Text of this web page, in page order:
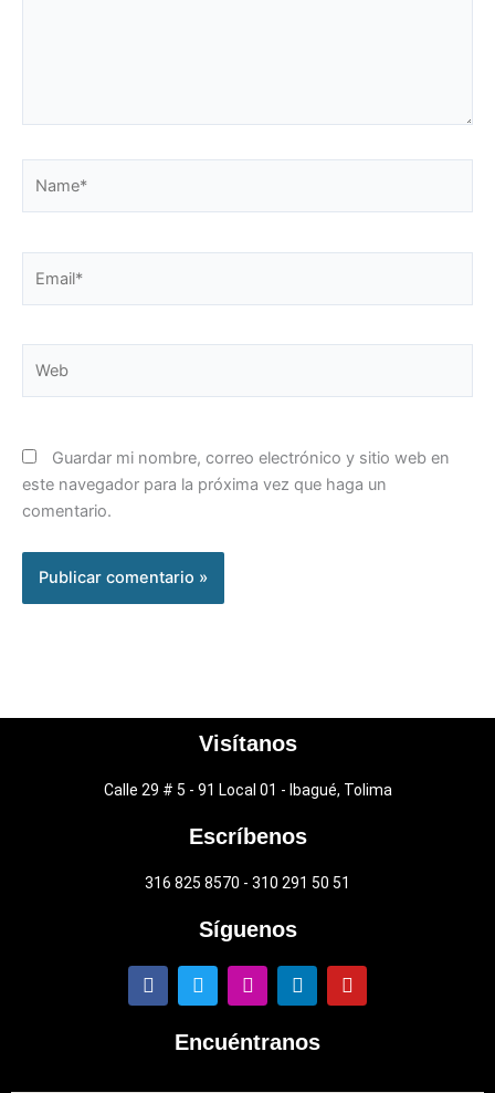
Guardar mi nombre, correo electrónico y sitio web en
este navegador para la próxima vez que haga un
comentario.
Visítanos
Calle 29 # 5 - 91 Local 01 - Ibagué, Tolima
Escríbenos
316 825 8570 - 310 291 50 51
Síguenos
F
a
c
T
w
i
t
t
I
n
s
t
a
L
i
n
k
e
Y
o
u
Encuéntranos